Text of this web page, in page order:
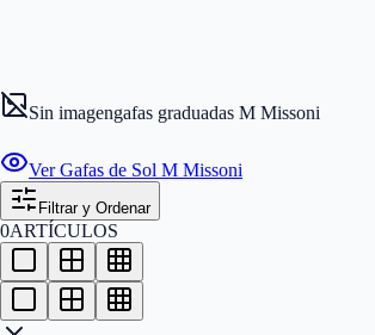
Sin imagengafas graduadas M Missoni
Ver Gafas de Sol M Missoni
Filtrar y Ordenar
0ARTÍCULOS